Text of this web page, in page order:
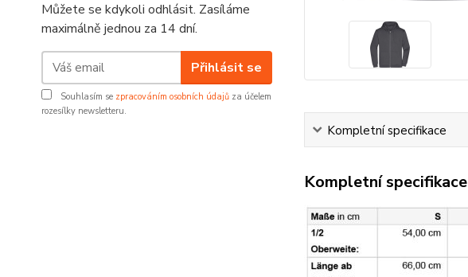
Můžete se kdykoli odhlásit. Zasíláme
maximálně jednou za 14 dní.
Přihlásit se
Souhlasím se zpracováním osobních údajů za účelem
rozesílky newsletteru.
Kompletní specifikace
Kompletní specifikace